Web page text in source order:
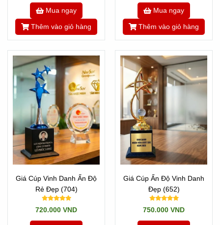
Mua ngay
Thêm vào giỏ hàng
Mua ngay
Thêm vào giỏ hàng
Giá Cúp Vinh Danh Ấn Độ
Rẻ Đẹp (704)
720.000 VND
Giá Cúp Ấn Độ Vinh Danh
Đẹp (652)
750.000 VND